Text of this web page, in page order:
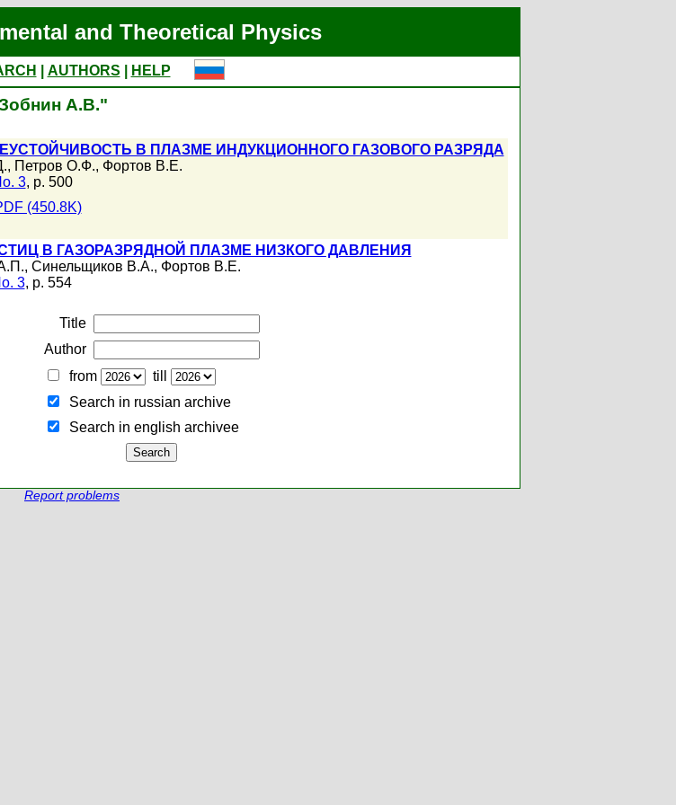
and Theoretical Physics
AUTHORS
HELP
А.В."
В ПЛАЗМЕ ИНДУКЦИОННОГО ГАЗОВОГО РАЗРЯДА
, Петров О.Ф., Фортов В.Е.
3, p. 500
(450.8K)
В ГАЗОРАЗРЯДНОЙ ПЛАЗМЕ НИЗКОГО ДАВЛЕНИЯ
, Синельщиков В.А., Фортов В.Е.
3, p. 554
Title
Author
from
till
Search in russian archive
Search in english archiveе
Report problems